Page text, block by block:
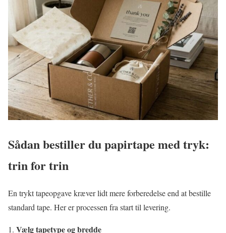
Sådan bestiller du papirtape med tryk:
trin for trin
En trykt tapeopgave kræver lidt mere forberedelse end at bestille
standard tape. Her er processen fra start til levering.
Vælg tapetype og bredde